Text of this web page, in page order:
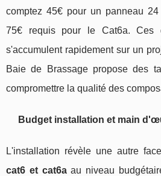
comptez 45€ pour un panneau
75€ requis pour le Cat6a. Ces
s'accumulent rapidement sur un
Baie de Brassage propose des
compromettre la qualité des
Budget installation et main
L'installation révèle une autre
cat6 et cat6aau niveau